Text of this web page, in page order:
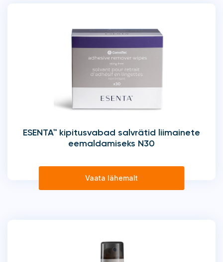
ESENTA™ kipitusvabad salvrätid liimainete
eemaldamiseks N30
Vaata lähemalt